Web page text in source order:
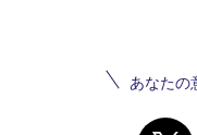
あなたの